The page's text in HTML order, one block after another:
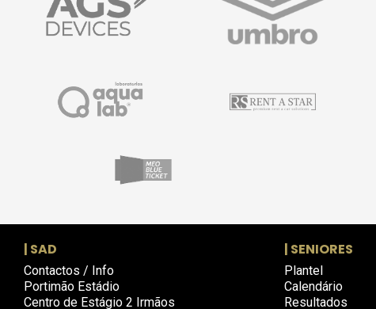
| SAD
Contactos / Info
Portimão Estádio
Centro de Estágio 2 Irmãos
| SENIORES
Plantel
Calendário
Resultados